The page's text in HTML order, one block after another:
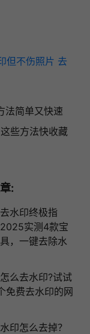
但不伤照片 去
法简单又快速
些方法快收藏
:
水印终极指
实测4款宝
，一键去除水
么去水印?试试
免费去水印的网
印怎么去掉？